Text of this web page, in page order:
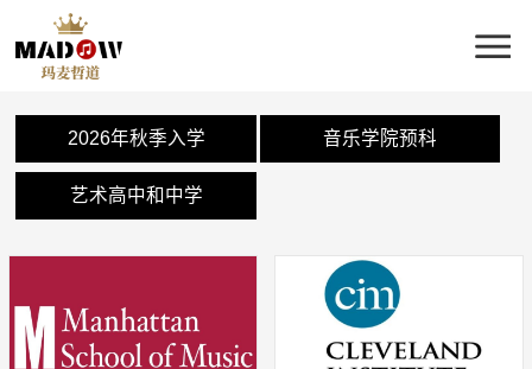
2026年秋季入学 音乐学院预科
艺术高中和中学